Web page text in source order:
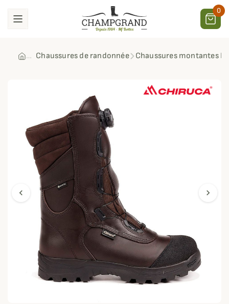
0
Chaussures de randonnée Chaussures montantes
chevron_left chevron_right